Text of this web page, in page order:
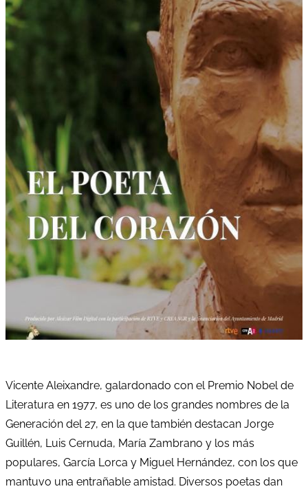
Vicente Aleixandre, galardonado con el Premio Nobel de
Literatura en 1977, es uno de los grandes nombres de la
Generación del 27, en la que también destacan Jorge
Guillén, Luis Cernuda, María Zambrano y los más
populares, García Lorca y Miguel Hernández, con los que
mantuvo una entrañable amistad. Diversos poetas dan